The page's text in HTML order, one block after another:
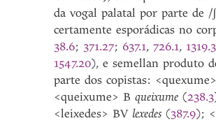
da vogal palatal por parte de /
certamente esporádicas no
38.6; 371.27; 637.1,726.1, 1319.3
1547.20), e semellan produto
parte dos copistas:
<queixume> Bqueixume(238.3
<leixedes> BV lexedes (387.9);